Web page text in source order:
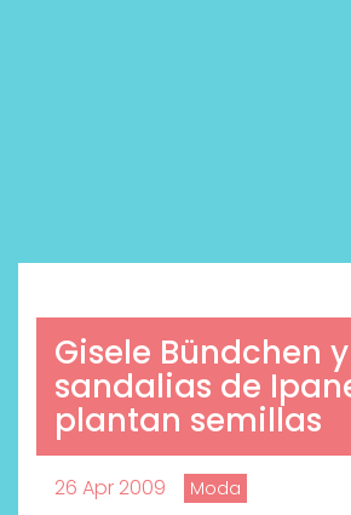
Gisele Bündchen
sandalias de
plantan semillas
26 Apr 2009 Moda